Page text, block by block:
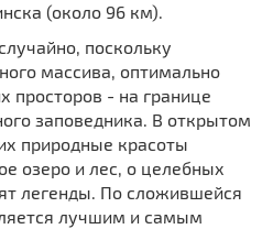
(около 96 км).
поскольку
массива, оптимально
просторов - на границе
заповедника. В открытом
природные красоты
озеро и лес, о целебных
легенды. По сложившейся
лучшим и самым